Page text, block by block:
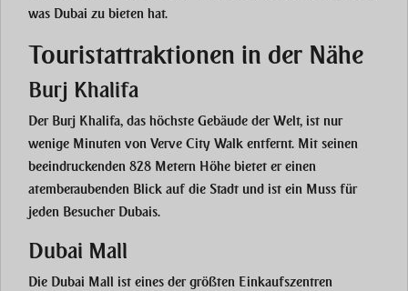
was Dubai zu bieten hat.
Touristattraktionen in der Nähe
Burj Khalifa
Der Burj Khalifa, das höchste Gebäude der Welt, ist nur
wenige Minuten von Verve City Walk entfernt. Mit seinen
beeindruckenden 828 Metern Höhe bietet er einen
atemberaubenden Blick auf die Stadt und ist ein Muss für
jeden Besucher Dubais.
Dubai Mall
Die Dubai Mall ist eines der größten Einkaufszentren